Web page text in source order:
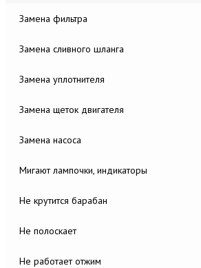
Замена фильтра
Замена сливного шланга
Замена уплотнителя
Замена щеток двигателя
Замена насоса
Мигают лампочки, индикаторы
Не крутится барабан
Не полоскает
Не работает отжим